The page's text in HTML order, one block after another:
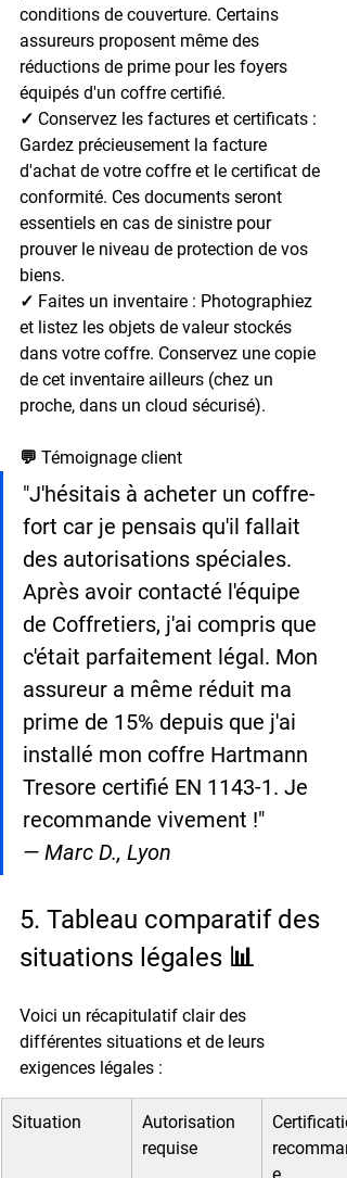
conditions de couverture. Certains
assureurs proposent même des
réductions de prime pour les foyers
équipés d'un coffre certifié.
✓ Conservez les factures et certificats :
Gardez précieusement la facture
d'achat de votre coffre et le certificat de
conformité. Ces documents seront
essentiels en cas de sinistre pour
prouver le niveau de protection de vos
biens.
✓ Faites un inventaire : Photographiez
et listez les objets de valeur stockés
dans votre coffre. Conservez une copie
de cet inventaire ailleurs (chez un
proche, dans un cloud sécurisé).
💬 Témoignage client
"J'hésitais à acheter un coffre-
fort car je pensais qu'il fallait
des autorisations spéciales.
Après avoir contacté l'équipe
de Coffretiers, j'ai compris que
c'était parfaitement légal. Mon
assureur a même réduit ma
prime de 15% depuis que j'ai
installé mon coffre Hartmann
Tresore certifié EN 1143-1. Je
recommande vivement !"
— Marc D., Lyon
5. Tableau comparatif des
situations légales 📊
Voici un récapitulatif clair des
différentes situations et de leurs
exigences légales :
Situation
Autorisation
requise
e